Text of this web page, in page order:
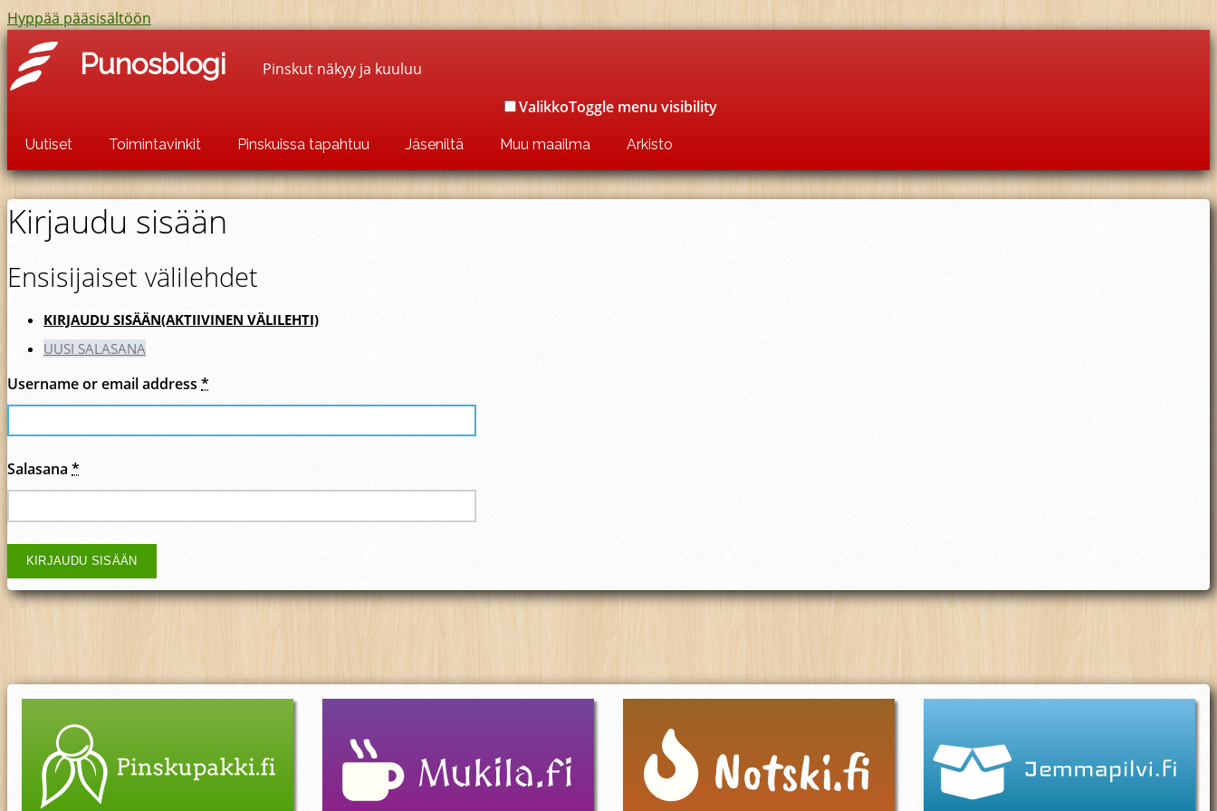
Hyppää pääsisältöön
Punosblogi
Pinskut näkyy ja kuuluu
ValikkoToggle menu visibility
Uutiset Toimintavinkit Pinskuissa tapahtuu Jäseniltä Muu maailma Arkisto
Kirjaudu sisään
Ensisijaiset välilehdet
KIRJAUDU SISÄÄN(AKTIIVINEN VÄLILEHTI)
UUSI SALASANA
Username or email address *
Salasana *